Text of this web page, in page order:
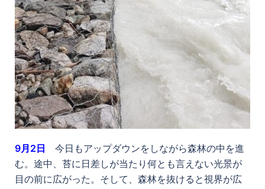
9月2日 今日もアップダウンをしながら森林の中を進
む。途中、苔に日差しが当たり何とも言えない光景が
目の前に広がった。そして、森林を抜けると視界が広